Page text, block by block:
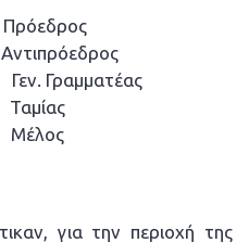
Γραμματέας
Μέλος
για την περιοχή της